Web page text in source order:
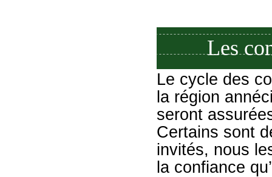
Les
Le cycle des
la région
seront
Certains sont
invités, nous
la confiance